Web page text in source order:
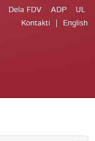
Dela FDV ADP
UL
Kontakti
English